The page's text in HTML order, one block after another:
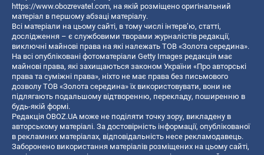
https://www.obozrevatel.com, на якій розміщено оригінальний
матеріал в першому абзаці матеріалу.
Всі матеріали на цьому сайті, в тому числі інтерв’ю, статті,
дослідження – є службовими творами журналістів редакції,
виключні майнові права на які належать ТОВ «Золота середина».
На всі опубліковані фотоматеріали Getty Images редакція має
майнові права, які захищаються законом України «Про авторські
права та суміжні права», ніхто не має права без письмового
дозволу ТОВ «Золота середина» їх використовувати, вони не
підлягають подальшому відтворенню, перекладу, поширенню в
будь-якій формі.
Редакція OBOZ.UA може не поділяти точку зору, викладену в
авторському матеріалі. За достовірність інформації, опублікованої
в рекламних матеріалах, відповідальність несе рекламодавець.
Заборонено використання матеріалів розміщених на цьому сайті,